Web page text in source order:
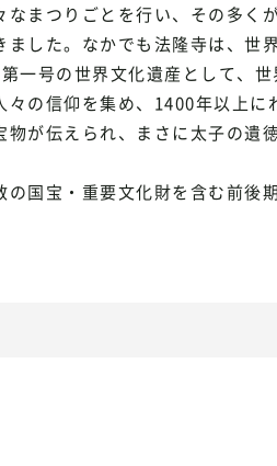
まつりごとを行い、その多く
した。なかでも法隆寺は、世
号の世界文化遺産として、世
の信仰を集め、1400年以上
が伝えられ、まさに太子の遺
国宝・重要文化財を含む前後